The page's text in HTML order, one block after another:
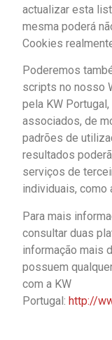
actualizar esta
mesma poderá
Cookies
Poderemos
scripts no nosso
pela KW
associados, de
padrões de
resultados
serviços de
individuais, como
Para mais
consultar duas
informação mais
possuem
com a KW
Portugal: http://